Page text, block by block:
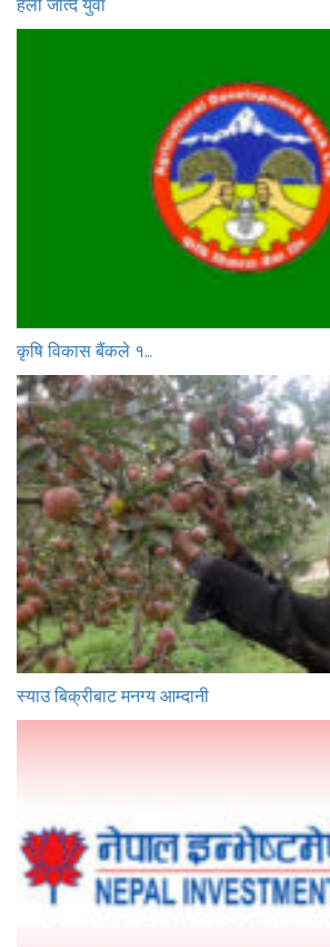
हलो जोत्दै युवा
कृषि विकास बैंकले १…
स्याउ बिक्रीबाट मनग्य आम्दानी